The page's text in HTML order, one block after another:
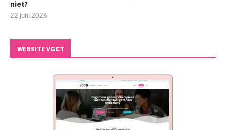
niet?
22 juni 2026
WEBSITE VGCT